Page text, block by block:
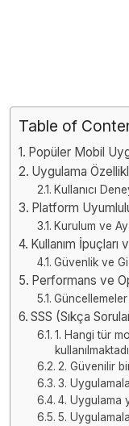
Table of
Popüler Mobil
Uygulama
Kullanıcı
Platform
Kurulum ve
Kullanım İpuçları
Güvenlik ve
Performans ve
Güncellemeler
SSS (Sıkça
1. Hangi tür
2. Güvenilir
3.
4. Uygulama
5.